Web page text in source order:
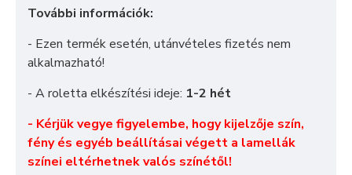
További információk:
- Ezen termék esetén, utánvételes fizetés nem
alkalmazható!
- A roletta elkészítési ideje: 1-2 hét
- Kérjük vegye figyelembe, hogy kijelzője szín,
fény és egyéb beállításai végett a lamellák
színei eltérhetnek valós színétől!